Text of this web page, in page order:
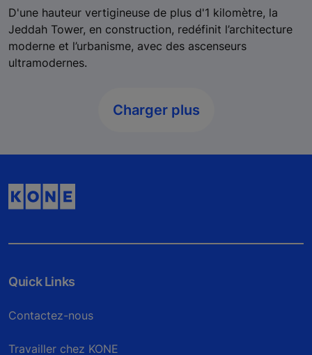
D'une hauteur vertigineuse de plus d'1 kilomètre, la
Jeddah Tower, en construction, redéfinit l’architecture
moderne et l’urbanisme, avec des ascenseurs
ultramodernes.
Charger plus
Quick Links
Contactez-nous
Travailler chez KONE